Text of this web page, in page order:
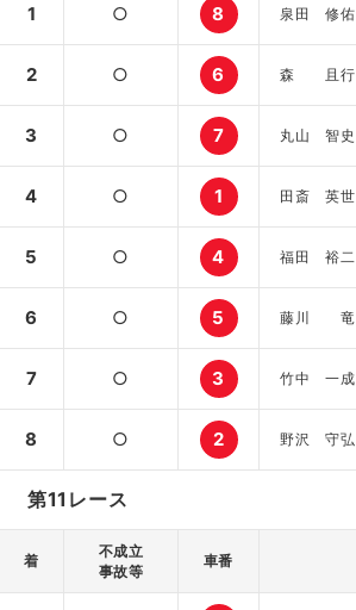
1 ○ 8 泉田 修佑
2 ○ 6 森 且行
3 ○ 7 丸山 智史
4 ○ 1 田斎 英世
5 ○ 4 福田 裕二
6 ○ 5 藤川 竜
7 ○ 3 竹中 一成
8 ○ 2 野沢 守弘
第11レース
着
不成立
事故等
車番